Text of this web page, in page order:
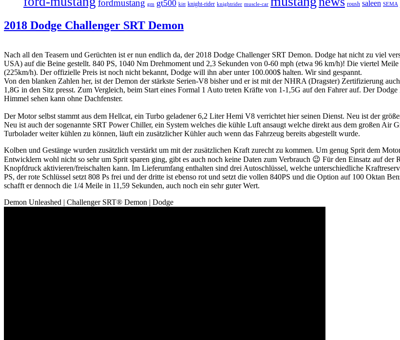
fordmustang gm gt500 kitt knight-rider knightrider muscle-car roush saleen SEMA
2018 Dodge Challenger SRT Demon
Nach all den Teasern und Gerüchten ist er nun endlich da, der 2018 Dodge Challenger SRT Demon. Dodge hat nicht zu viel
USA) auf die Beine gestellt. 840 PS, 1040 Nm Drehmoment und 2,3 Sekunden von 0-60 mph (etwa 96 km/h)! Die viertel
(225km/h). Der offizielle Preis ist noch nicht bekannt, Dodge will ihn aber unter 100.000$ halten. Wir sind gespannt.
Von den blanken Zahlen her, ist der Demon der stärkste Serien-V8 bisher und er ist mit der NHRA (Dragster) Zertifizierung
1,8G in den Sitz presst. Zum Vergleich, beim Start eines Formal 1 Auto treten Kräfte von 1-1,5G auf den Fahrer auf. Der
Himmel sehen kann ohne Dachfenster.
Der Motor selbst stammt aus dem Hellcat, ein Turbo geladener 6,2 Liter Hemi V8 verrichtet hier seinen Dienst. Neu ist der
Neu ist auch der sogenannte SRT Power Chiller, ein System welches die kühle Luft ansaugt welche direkt aus dem großen
Turbolader weiter kühlen zu können, läuft ein zusätzlicher Kühler auch wenn das Fahrzeug bereits abgestellt wurde.
Kolben und Gestänge wurden zusätzlich verstärkt um mit der zusätzlichen Kraft zurecht zu kommen. Um genug Sprit dem
Entwicklern wohl nicht so sehr um Sprit sparen ging, gibt es auch noch keine Daten zum Verbrauch 😉 Für den Einsatz auf
Knopfdruck aktivieren/freischalten kann. Im Lieferumfang enthalten sind drei Autoschlüssel, welche unterschiedliche
PS, der rote Schlüssel setzt 808 Ps frei und der dritte ist ebenso rot und setzt die vollen 840PS und die Option auf 100 Oktan
schafft er dennoch die 1/4 Meile in 11,59 Sekunden, auch noch ein sehr guter Wert.
Demon Unleashed | Challenger SRT® Demon | Dodge